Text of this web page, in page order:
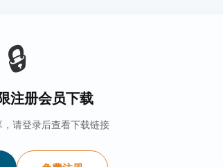
🔒
注册会员下载
请登录后查看下载链接